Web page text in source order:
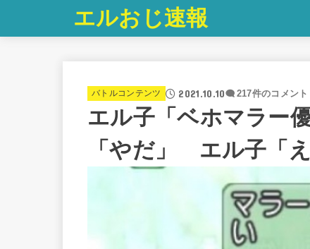
エルおじ速報
バトルコンテンツ 2021.10.10 217件のコメント
エル子「ベホマラー
「やだ」 エル子「え